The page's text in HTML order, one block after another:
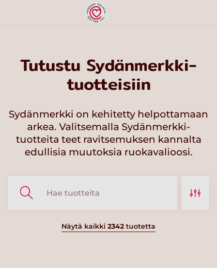
Tutustu Sydänmerkki-
tuotteisiin
Sydänmerkki on kehitetty helpottamaan
arkea. Valitsemalla Sydänmerkki-
tuotteita teet ravitsemuksen kannalta
edullisia muutoksia ruokavalioosi.
Näytä kaikki 2342 tuotetta